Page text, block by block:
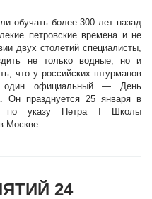
обучать более 300 лет назад
петровские времена и не
двух столетий специалисты,
не только водные, но и
что у российских штурманов
один официальный — День
Он празднуется 25 января в
по указу Петра I Школы
Москве.
24